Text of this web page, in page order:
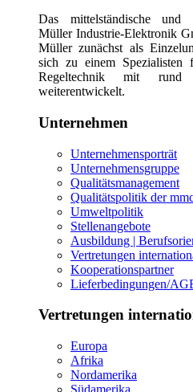
Das mittelständische und
Müller Industrie-Elektronik
Müller zunächst als
sich zu einem Spezialisten
Regeltechnik mit rund
weiterentwickelt.
Unternehmen
Unternehmensporträt
Unternehmensgruppe
Qualitätsmanagement
Qualitätspolitik der
Umweltpolitik
Stellenangebote
Ausbildung |
Vertretungen
Kooperationspartner
Lieferbedingungen/
Vertretungen
Europa
Afrika
Nordamerika
Südamerika